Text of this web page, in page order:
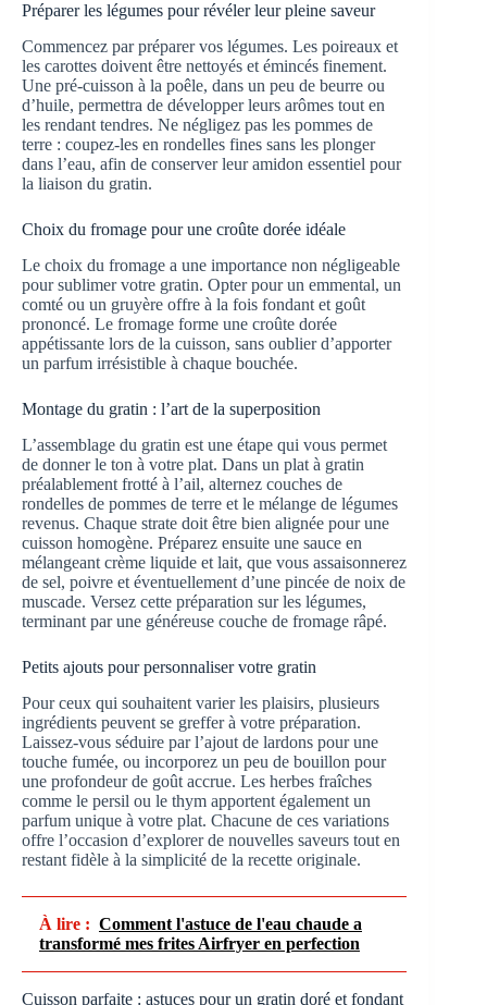
Préparer les légumes pour révéler leur pleine saveur
Commencez par préparer vos légumes. Les poireaux et
les carottes doivent être nettoyés et émincés finement.
Une pré-cuisson à la poêle, dans un peu de beurre ou
d’huile, permettra de développer leurs arômes tout en
les rendant tendres. Ne négligez pas les pommes de
terre : coupez-les en rondelles fines sans les plonger
dans l’eau, afin de conserver leur amidon essentiel pour
la liaison du gratin.
Choix du fromage pour une croûte dorée idéale
Le choix du fromage a une importance non négligeable
pour sublimer votre gratin. Opter pour un emmental, un
comté ou un gruyère offre à la fois fondant et goût
prononcé. Le fromage forme une croûte dorée
appétissante lors de la cuisson, sans oublier d’apporter
un parfum irrésistible à chaque bouchée.
Montage du gratin : l’art de la superposition
L’assemblage du gratin est une étape qui vous permet
de donner le ton à votre plat. Dans un plat à gratin
préalablement frotté à l’ail, alternez couches de
rondelles de pommes de terre et le mélange de légumes
revenus. Chaque strate doit être bien alignée pour une
cuisson homogène. Préparez ensuite une sauce en
mélangeant crème liquide et lait, que vous assaisonnerez
de sel, poivre et éventuellement d’une pincée de noix de
muscade. Versez cette préparation sur les légumes,
terminant par une généreuse couche de fromage râpé.
Petits ajouts pour personnaliser votre gratin
Pour ceux qui souhaitent varier les plaisirs, plusieurs
ingrédients peuvent se greffer à votre préparation.
Laissez-vous séduire par l’ajout de lardons pour une
touche fumée, ou incorporez un peu de bouillon pour
une profondeur de goût accrue. Les herbes fraîches
comme le persil ou le thym apportent également un
parfum unique à votre plat. Chacune de ces variations
offre l’occasion d’explorer de nouvelles saveurs tout en
restant fidèle à la simplicité de la recette originale.
À lire : Comment l'astuce de l'eau chaude a
transformé mes frites Airfryer en perfection
Cuisson parfaite : astuces pour un gratin doré et fondant